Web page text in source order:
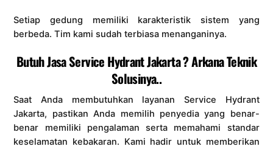
Setiap gedung memiliki karakteristik sistem yang
berbeda. Tim kami sudah terbiasa menanganinya.
Butuh Jasa Service Hydrant Jakarta ? Arkana Teknik
Solusinya..
Saat Anda membutuhkan layanan Service Hydrant
Jakarta, pastikan Anda memilih penyedia yang benar-
benar memiliki pengalaman serta memahami standar
keselamatan kebakaran. Kami hadir untuk memberikan